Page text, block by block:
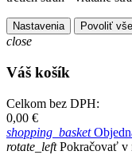
Nastavenia Povoliť
close
Váš košík
Celkom bez DPH:
0,00 €
shopping_basket
rotate_leftPokračovať v